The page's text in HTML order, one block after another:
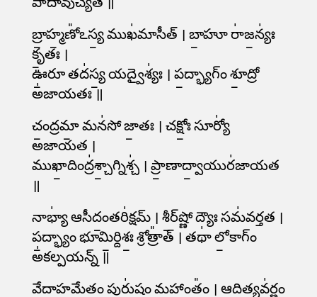
బ్రా॒హ్మ॒ణో᳚ఽస్య॒ ముఖ॑మాసీత్ । బా॒హూ రా॑జ॒న్యః॑
కృ॒తః ।
ఊ॒రూ తద॑స్య॒ యద్వైశ్యః॑ । ప॒ద్భ్యాగ్ం శూ॒ద్రో
అ॑జాయతః ॥
చం॒ద్రమా॒ మన॑సో జా॒తః । చక్షోః॒ సూర్యో॑
అజాయత ।
ముఖా॒దింద్ర॑శ్చా॒గ్నిశ్చ॑ । ప్రా॒ణాద్వా॒యుర॑జాయత
॥
నాభ్యా॑ ఆసీదం॒తరి॑క్షమ్ । శీ॒ర్​ష్ణో ద్యౌః సమ॑వర్తత ।
ప॒ద్భ్యాం భూమి॒ర్దిశః॒ శ్రోత్రా᳚త్ । తథా॑ లో॒కాగ్ం
అ॑కల్పయన్న్ ॥
వేదా॒హమే॒తం పురు॑షం మ॒హాంతం᳚ । ఆ॒ది॒త్యవ॑ర్ణం॒